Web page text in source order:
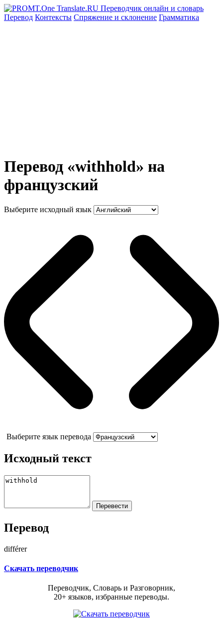
Перевод Контексты Спряжение и склонение Грамматика
Перевод «withhold» на
французский
Выберите исходный язык
Выберите язык перевода
Исходный текст
Перевод
différer
Скачать переводчик
Переводчик, Словарь и Разговорник,
20+ языков, избранные переводы.